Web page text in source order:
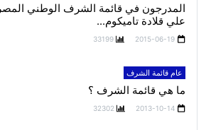
المدرجون في قائمة الشرف الوطني
علي قلادة تاميكوم...
2015-06-19
33199
عام قائمة الشرف
ما هي قائمة الشرف ؟
2013-10-14
32302